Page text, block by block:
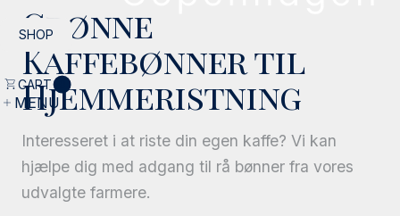
SHOP
SHOP
CART
MENU
LUK
Grønne
Kaffebønner til
Hjemmeristning
Interesseret i at riste din egen kaffe? Vi kan
hjælpe dig med adgang til rå bønner fra vores
udvalgte farmere.